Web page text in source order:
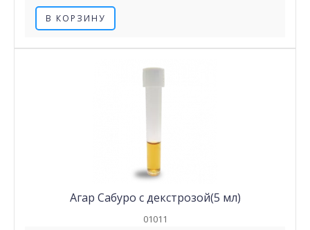
В КОРЗИНУ
Агар Сабуро с декстрозой(5 мл)
01011